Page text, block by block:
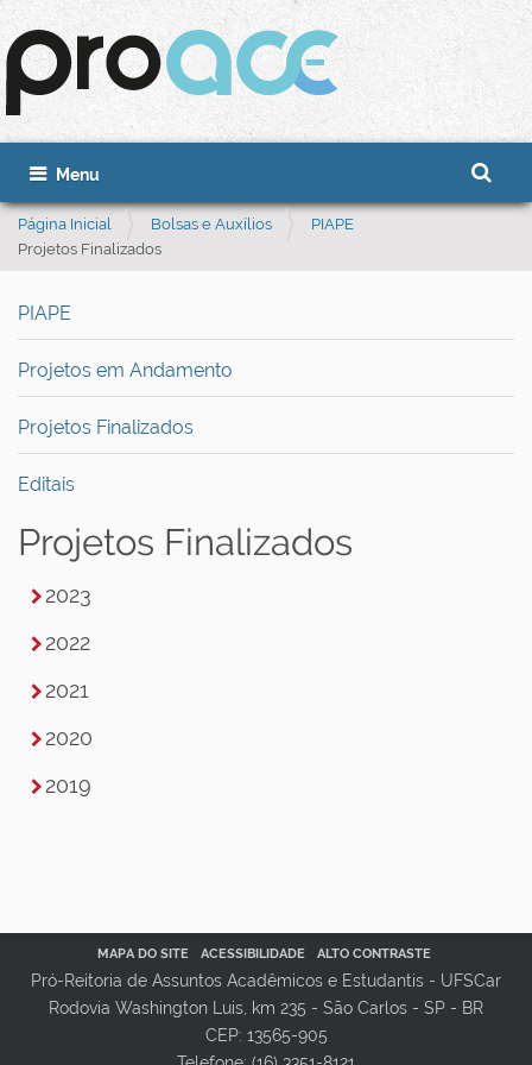
Busca
Busca
Toggle navigation
Página Inicial Bolsas e Auxílios
PIAPE
Projetos Finalizados
PIAPE
Projetos em Andamento
Projetos Finalizados
Editais
Projetos Finalizados
2023
2022
2021
2020
2019
MAPA DO SITE ACESSIBILIDADE ALTO CONTRASTE
Pró-Reitoria de Assuntos Acadêmicos e Estudantis - UFSCar
Rodovia Washington Luis, km 235 - São Carlos - SP - BR
CEP: 13565-905